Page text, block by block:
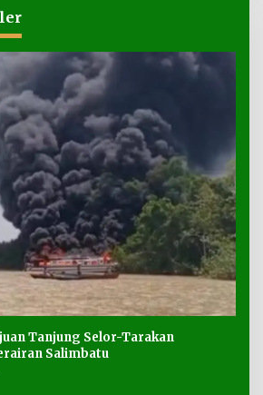
Tanjung Selor-Tarakan
Salimbatu